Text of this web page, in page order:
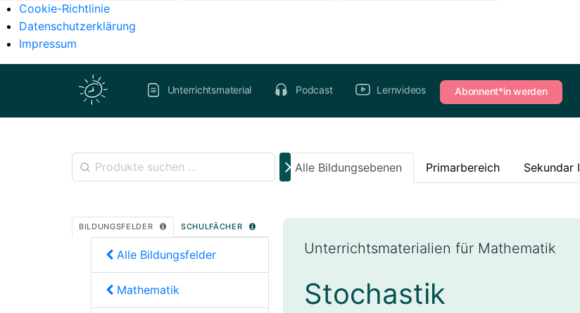
Cookie-Richtlinie
Datenschutzerklärung
Impressum
Unterrichtsmaterial Podcast Lernvideos Abonnent*in werden
Alle Bildungsebenen Primarbereich Sekundar I
Unterrichtsmaterialien für Mathematik
Stochastik
BILDUNGSFELDER SCHULFÄCHER
Alle Bildungsfelder
Mathematik